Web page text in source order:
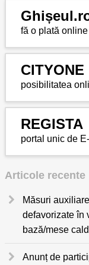
fă o plată online
CITYONE
posibilitatea
REGISTA
portal unic de
Articole recente
Măsuri
defavorizate în
bază/mese
Anunț de